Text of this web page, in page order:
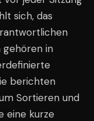
sich, das
gehören in
berichten
Sortieren und
eine kurze